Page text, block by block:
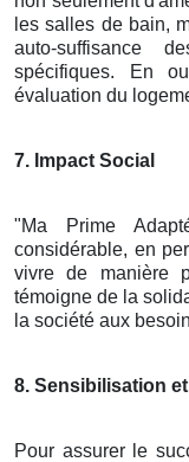
les salles de bain,
auto-suffisance
spécifiques. En
évaluation du
7. Impact Social
"Ma Prime
considérable, en
vivre de manière
témoigne de la
la société aux
8. Sensibilisation
Pour assurer le